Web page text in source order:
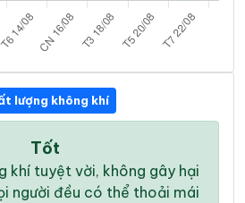
lượng không khí
Tốt
khí tuyệt vời, không gây hại
người đều có thể thoải mái